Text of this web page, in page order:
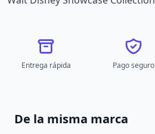
Entrega rápida Pago seguro
De la misma marca